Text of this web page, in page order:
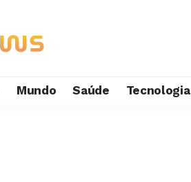
Mundo Saúde Tecnologia